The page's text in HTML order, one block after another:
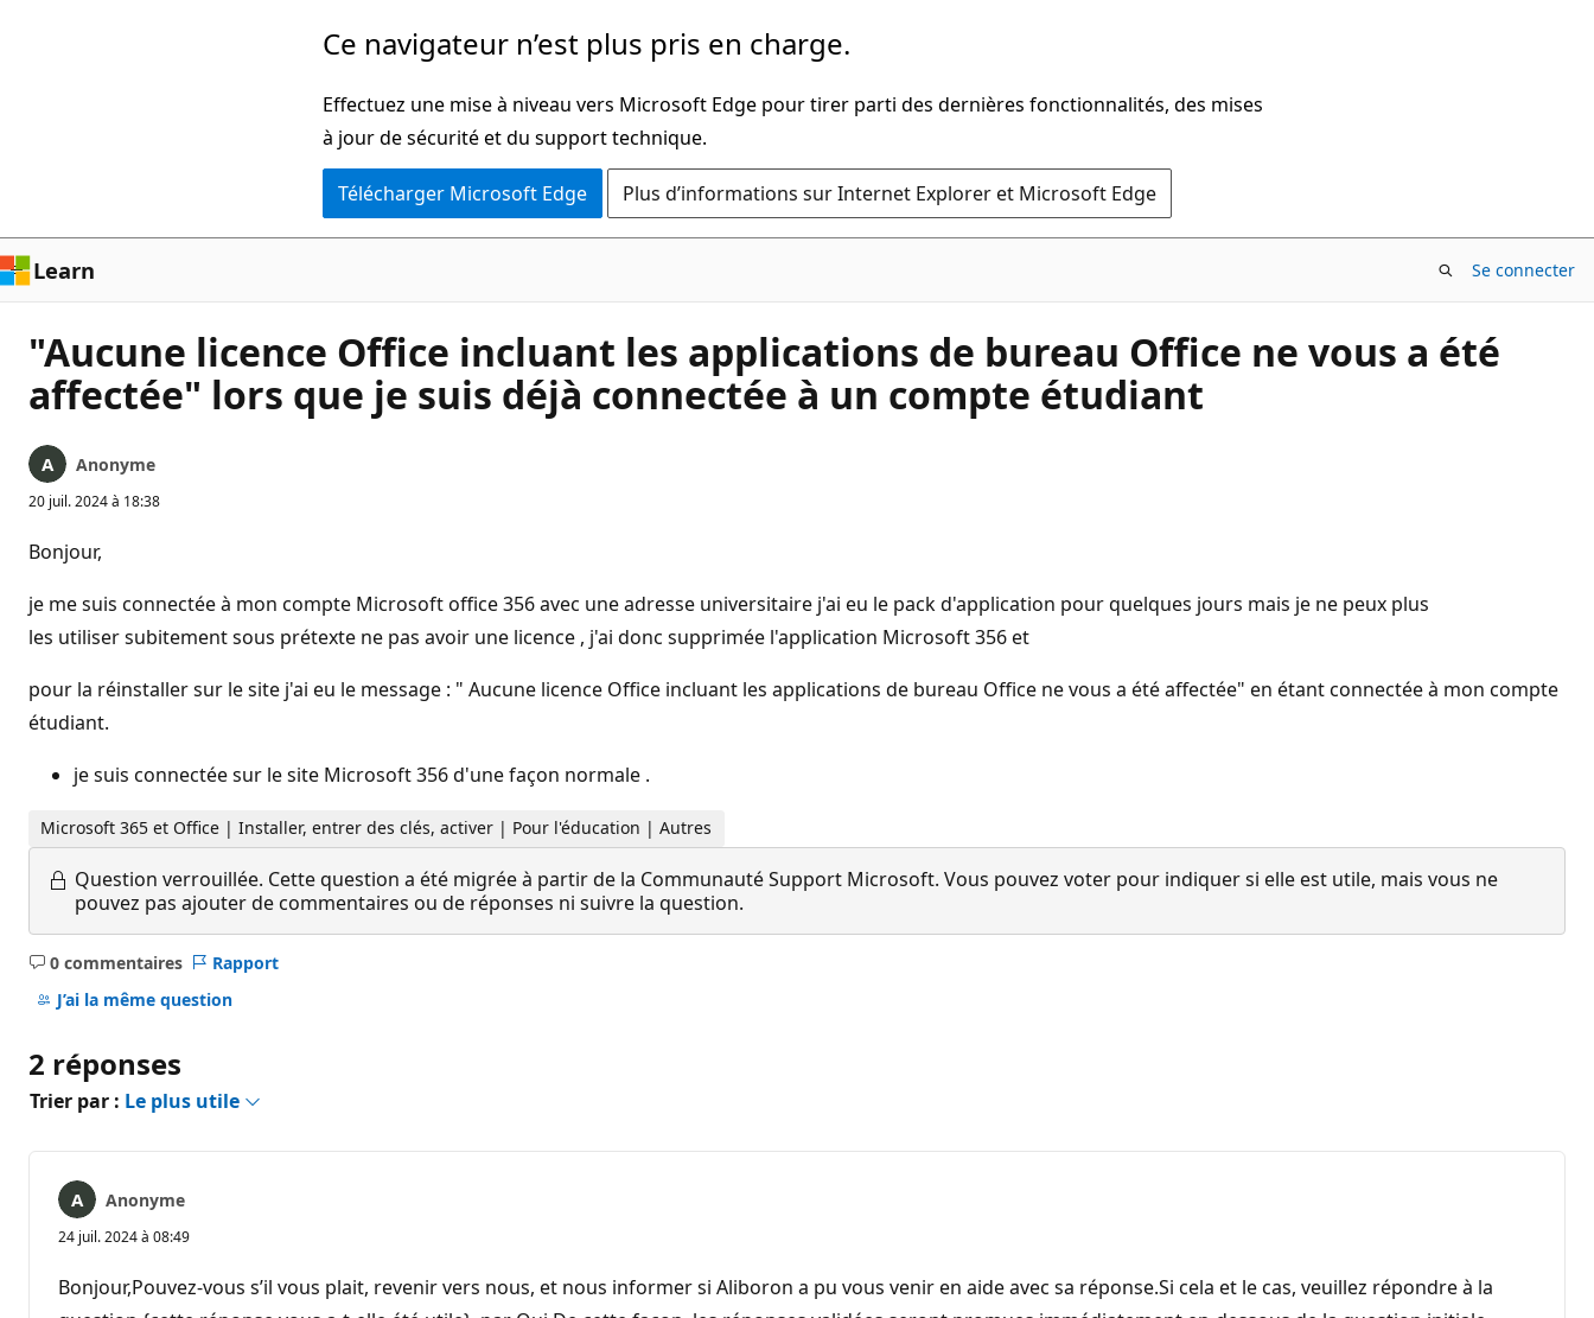
Ce navigateur n’est plus pris en charge.
Effectuez une mise à niveau vers Microsoft Edge pour tirer parti des dernières fonctionnalités, des mises
à jour de sécurité et du support technique.
Télécharger Microsoft Edge Plus d’informations sur Internet Explorer et Microsoft Edge
Learn Se connecter
"Aucune licence Office incluant les applications de bureau Office ne vous a été
affectée" lors que je suis déjà connectée à un compte étudiant
Anonyme
20 juil. 2024 à 18:38
Bonjour,
je me suis connectée à mon compte Microsoft office 356 avec une adresse universitaire j'ai eu le pack d'application pour quelques jours mais je ne peux plus
les utiliser subitement sous prétexte ne pas avoir une licence , j'ai donc supprimée l'application Microsoft 356 et
pour la réinstaller sur le site j'ai eu le message : " Aucune licence Office incluant les applications de bureau Office ne vous a été affectée" en étant connectée à mon compte
étudiant.
je suis connectée sur le site Microsoft 356 d'une façon normale .
Microsoft 365 et Office | Installer, entrer des clés, activer | Pour l'éducation | Autres
Question verrouillée. Cette question a été migrée à partir de la Communauté Support Microsoft. Vous pouvez voter pour indiquer si elle est utile, mais vous ne
pouvez pas ajouter de commentaires ou de réponses ni suivre la question.
0 commentaires
Aucun
commentaire
Rapport
J’ai la même question
2 réponses
Trier par : Le plus utile
Anonyme
24 juil. 2024 à 08:49
Bonjour,Pouvez-vous s’il vous plait, revenir vers nous, et nous informer si Aliboron a pu vous venir en aide avec sa réponse.Si cela et le cas, veuillez répondre à la